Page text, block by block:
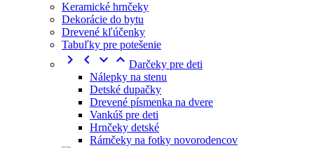
Keramické hrnčeky
Dekorácie do bytu
Drevené kľúčenky
Tabuľky pre potešenie
    Darčeky pre deti
Nálepky na stenu
Detské dupačky
Drevené písmenka na dvere
Vankúš pre deti
Hrnčeky detské
Rámčeky na fotky novorodencov